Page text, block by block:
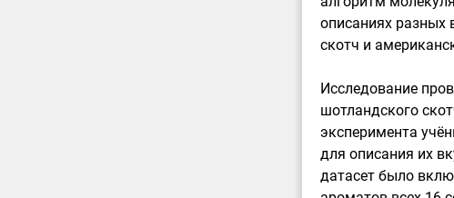
описаниях разных
скотч и
Исследование
шотландского
эксперимента
для описания их
датасет было